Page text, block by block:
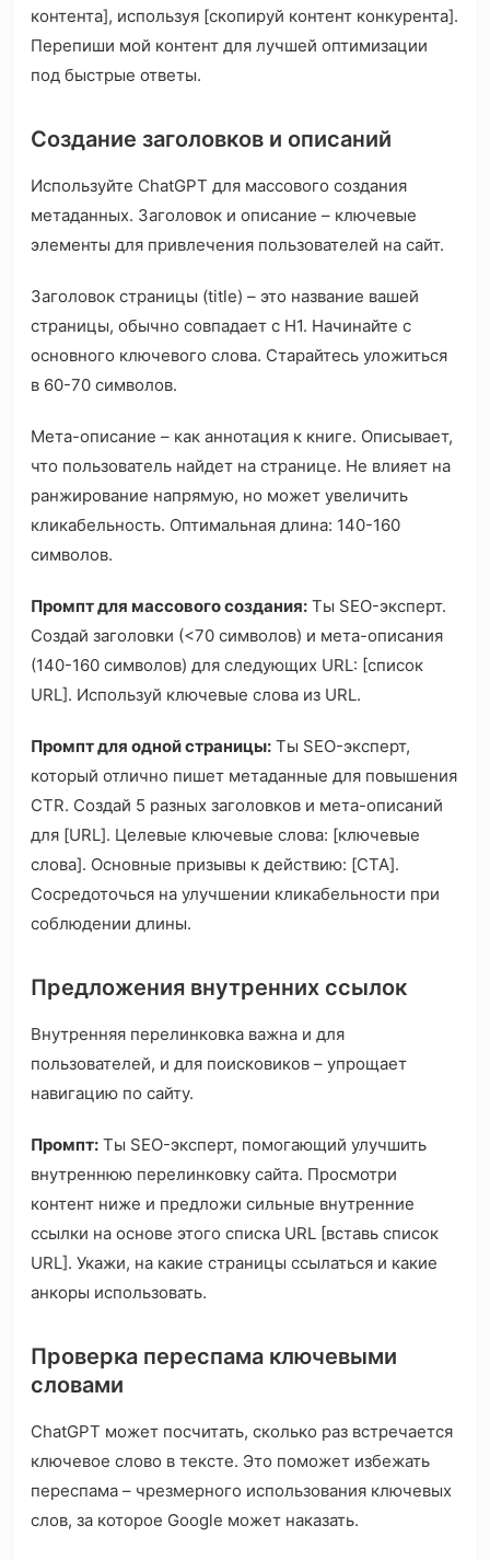
контента], используя [скопируй контент конкурента].
Перепиши мой контент для лучшей оптимизации
под быстрые ответы.
Создание заголовков и описаний
Используйте ChatGPT для массового создания
метаданных. Заголовок и описание – ключевые
элементы для привлечения пользователей на сайт.
Заголовок страницы (title) – это название вашей
страницы, обычно совпадает с H1. Начинайте с
основного ключевого слова. Старайтесь уложиться
в 60-70 символов.
Мета-описание – как аннотация к книге. Описывает,
что пользователь найдет на странице. Не влияет на
ранжирование напрямую, но может увеличить
кликабельность. Оптимальная длина: 140-160
символов.
Промпт для массового создания: Ты SEO-эксперт.
Создай заголовки (<70 символов) и мета-описания
(140-160 символов) для следующих URL: [список
URL]. Используй ключевые слова из URL.
Промпт для одной страницы: Ты SEO-эксперт,
который отлично пишет метаданные для повышения
CTR. Создай 5 разных заголовков и мета-описаний
для [URL]. Целевые ключевые слова: [ключевые
слова]. Основные призывы к действию: [CTA].
Сосредоточься на улучшении кликабельности при
соблюдении длины.
Предложения внутренних ссылок
Внутренняя перелинковка важна и для
пользователей, и для поисковиков – упрощает
навигацию по сайту.
Промпт: Ты SEO-эксперт, помогающий улучшить
внутреннюю перелинковку сайта. Просмотри
контент ниже и предложи сильные внутренние
ссылки на основе этого списка URL [вставь список
URL]. Укажи, на какие страницы ссылаться и какие
анкоры использовать.
Проверка переспама ключевыми
словами
ChatGPT может посчитать, сколько раз встречается
ключевое слово в тексте. Это поможет избежать
переспама – чрезмерного использования ключевых
слов, за которое Google может наказать.